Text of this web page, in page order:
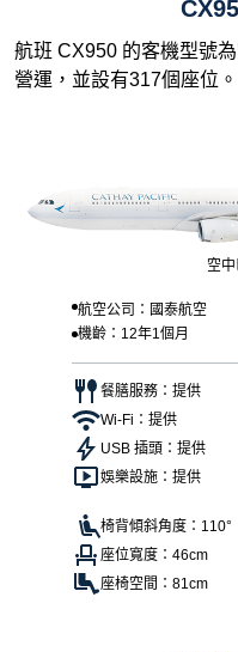
航班 CX950 的客機型號
營運，並設有317個座位。
空
航空公司：國泰航空
機齡：12年1個月
餐膳服務：提供
Wi-Fi：提供
USB 插頭：提供
娛樂設施：提供
椅背傾斜角度：110°
座位寬度：46cm
座椅空間：81cm